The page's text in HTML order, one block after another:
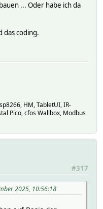
... Oder habe ich da
das coding.
HM, TabletUI, IR-
Pico, cfos Wallbox, Modbus
#317
2025, 10:56:18